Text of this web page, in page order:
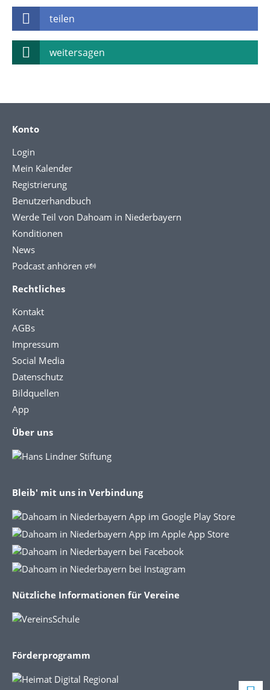
teilen
weitersagen
Konto
Login
Mein Kalender
Registrierung
Benutzerhandbuch
Werde Teil von Dahoam in Niederbayern
Konditionen
News
Podcast anhören 🕬
Rechtliches
Kontakt
AGBs
Impressum
Social Media
Datenschutz
Bildquellen
App
Über uns
Bleib' mit uns in Verbindung
Nützliche Informationen für Vereine
Förderprogramm